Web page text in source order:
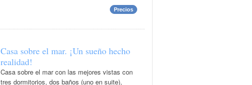
Precios
Casa sobre el mar. ¡Un sueño hecho
realidad!
Casa sobre el mar con las mejores vistas con
tres dormitorios, dos baños (uno en suite),